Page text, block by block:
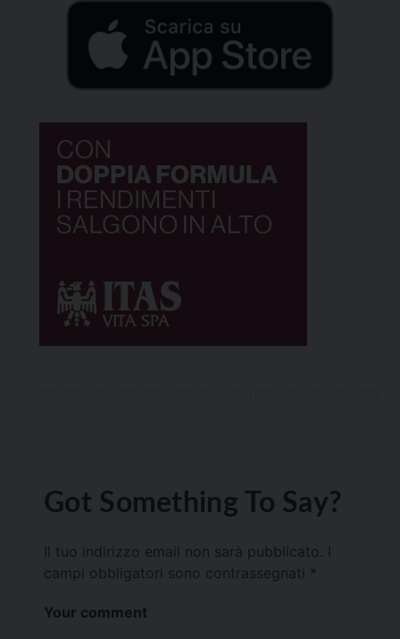
Got Something To Say?
Il tuo indirizzo email non sarà pubblicato.
campi obbligatori sono contrassegnati *
Your comment